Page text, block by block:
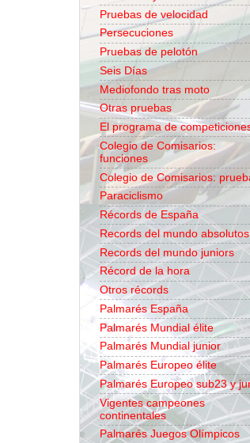
Pruebas de velocidad
Persecuciones
Pruebas de pelotón
Seis Días
Mediofondo tras moto
Otras pruebas
El programa de
Colegio de Comisarios:
funciones
Colegio de Comisarios:
Paraciclismo
Récords de España
Records del mundo absolutos
Records del mundo juniors
Récord de la hora
Otros récords
Palmarés España
Palmarés Mundial élite
Palmarés Mundial junior
Palmarés Europeo élite
Palmarés Europeo sub23 y
Vigentes campeones
continentales
Palmarés Juegos Olímpicos